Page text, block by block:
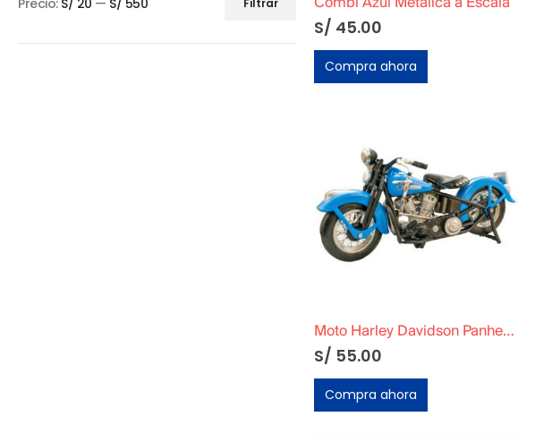
Combi Azul Metálica a Escala
S/ 45.00
Compra ahora
Moto Harley Davidson Panhead 1948 FL DIECAST MOTO
S/ 55.00
Compra ahora
mínimo
máximo
Filtrar
Precio: S/ 20 — S/ 550